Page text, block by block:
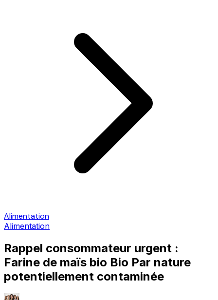
Alimentation
Alimentation
Rappel consommateur urgent :
Farine de maïs bio Bio Par nature
potentiellement contaminée